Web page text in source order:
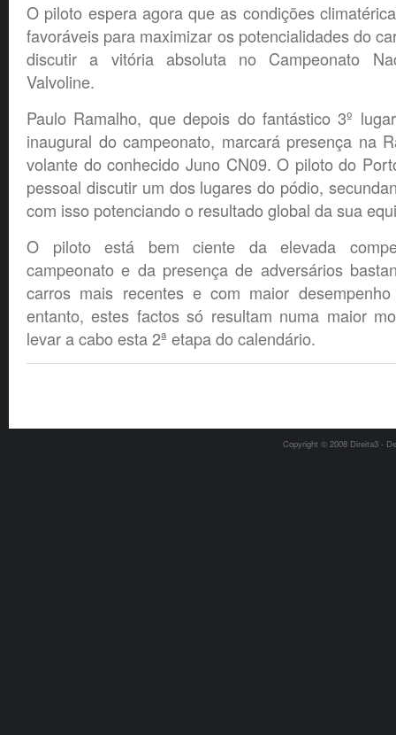
O piloto espera agora que as condições
favoráveis para maximizar os potencialidades do
discutir a vitória absoluta no Campeonato
Valvoline.
Paulo Ramalho, que depois do fantástico 3º
inaugural do campeonato, marcará presença na
volante do conhecido Juno CN09. O piloto do
pessoal discutir um dos lugares do pódio,
com isso potenciando o resultado global da sua
O piloto está bem ciente da elevada
campeonato e da presença de adversários
carros mais recentes e com maior
entanto, estes factos só resultam numa maior
levar a cabo esta 2ª etapa do calendário.
Copyright © 2008 Direita3 -